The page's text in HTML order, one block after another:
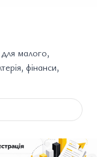
малого,
фінанси,